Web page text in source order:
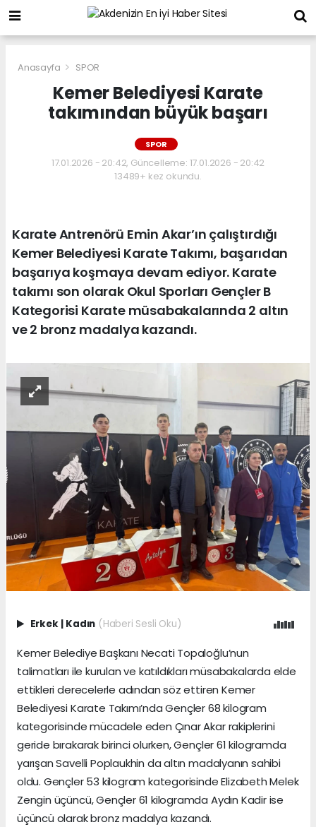
Anasayfa SPOR
Kemer Belediyesi Karate
takımından büyük başarı
SPOR
17.01.2026 - 20:42, Güncelleme: 17.01.2026 - 20:42
13489+ kez okundu.
Karate Antrenörü Emin Akar’ın çalıştırdığı
Kemer Belediyesi Karate Takımı, başarıdan
başarıya koşmaya devam ediyor. Karate
takımı son olarak Okul Sporları Gençler B
Kategorisi Karate müsabakalarında 2 altın
ve 2 bronz madalya kazandı.
Erkek Kadın (Haberi Sesli Oku)
Kemer Belediye Başkanı Necati Topaloğlu’nun
talimatları ile kurulan ve katıldıkları müsabakalarda elde
ettikleri derecelerle adından söz ettiren Kemer
Belediyesi Karate Takımı’nda Gençler 68 kilogram
kategorisinde mücadele eden Çınar Akar rakiplerini
geride bırakarak birinci olurken, Gençler 61 kilogramda
yarışan Savelli Poplaukhin da altın madalyanın sahibi
oldu. Gençler 53 kilogram kategorisinde Elizabeth Melek
Zengin üçüncü, Gençler 61 kilogramda Aydın Kadir ise
üçüncü olarak bronz madalya kazandı.